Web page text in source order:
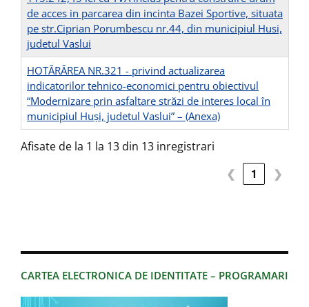
CARTEA ELECTRONICA DE IDENTITATE – PROGRAMARI
de acces in parcarea din incinta Bazei Sportive, situata
pe str.Ciprian Porumbescu nr.44, din municipiul Husi,
judetul Vaslui
HOTĂRÂREA NR.321 - privind actualizarea
indicatorilor tehnico-economici pentru obiectivul
“Modernizare prin asfaltare străzi de interes local în
municipiul Huşi, judetul Vaslui” – (Anexa)
Afisate de la 1 la 13 din 13 inregistrari
❮ 1 ❯